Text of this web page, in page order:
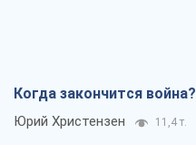
Когда закончится война?
Юрий Христензен 11,4 т.